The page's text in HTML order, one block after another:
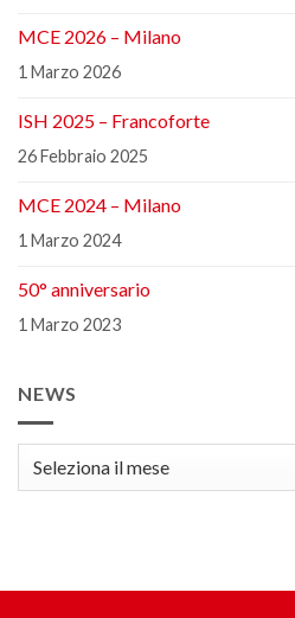
MCE 2026 – Milano
1 Marzo 2026
ISH 2025 – Francoforte
26 Febbraio 2025
MCE 2024 – Milano
1 Marzo 2024
50° anniversario
1 Marzo 2023
NEWS